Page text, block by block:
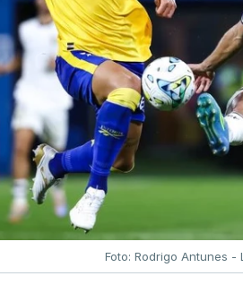
Foto: Rodrigo Antunes -